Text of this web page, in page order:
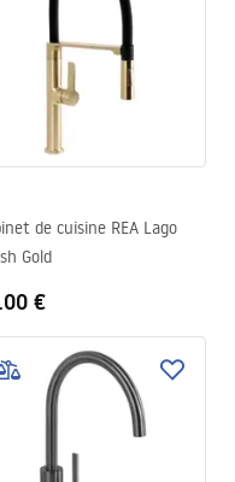
de cuisine REA Lago
Gold
€